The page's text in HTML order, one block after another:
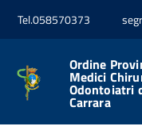
Tel.058570373
Ordine
Medici
Odontoiatri
Carrara